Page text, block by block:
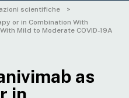
scientifiche
or in Combination With
Mild to Moderate COVID-19A
as